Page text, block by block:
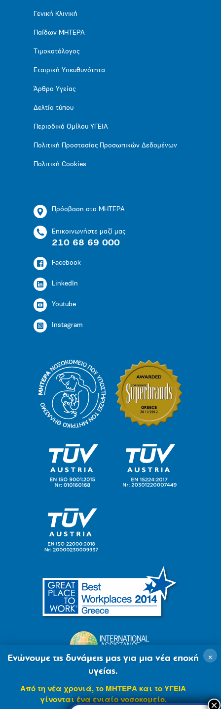
Γενική Κλινική
Παίδων ΜΗΤΕΡΑ
Τιμοκατάλογος
Εταιρική Υπευθυνότητα
Άρθρα Υγείας
Δελτία τύπου
Περιοδικά Ομίλου ΥΓΕΙΑ
Πολιτική Προστασίας Προσωπικών Δεδομένων
Πολιτική Cookies
Πρόσβαση στο ΜΗΤΕΡΑ
Επικοινωνήστε μαζί μας
210 68 69 000
Facebook
LinkedIn
Youtube
Instagram
×
Ενώνουμε τις δυνάμεις μας για μια νέα εποχή
υγείας.
Από τη νέα χρονιά, το ΜΗΤΕΡΑ και το ΥΓΕΙΑ
γίνονται ένα ενιαίο νοσοκομείο.